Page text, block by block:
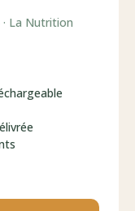
· La Nutrition